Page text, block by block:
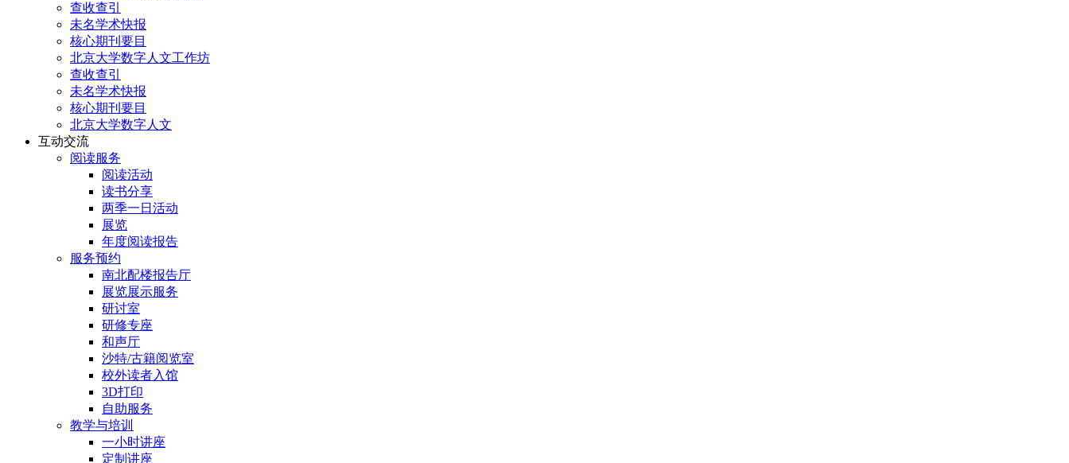
查收查引
未名学术快报
核心期刊要目
北京大学数字人文工作坊
查收查引
未名学术快报
核心期刊要目
北京大学数字人文
互动交流
阅读服务
阅读活动
读书分享
两季一日活动
展览
年度阅读报告
服务预约
南北配楼报告厅
展览展示服务
研讨室
研修专座
和声厅
沙特/古籍阅览室
校外读者入馆
3D打印
自助服务
教学与培训
一小时讲座
定制讲座